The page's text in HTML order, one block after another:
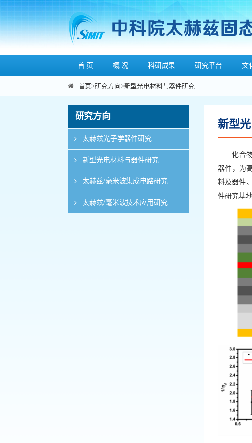
首 页 概 况 科研成果 研究平台 文
首页>研究方向>新型光电材料与器件研究
研究方向
太赫兹光子学器件研究
新型光电材料与器件研究
太赫兹/毫米波集成电路研究
太赫兹/毫米波技术应用研究
新型
化合物
器件，为
料及器件
件研究基地